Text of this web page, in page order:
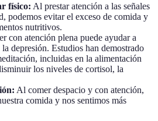
físico: Al prestar atención a las señales
podemos evitar el exceso de comida y
nutritivos.
con atención plena puede ayudar a
depresión. Estudios han demostrado
incluidas en la alimentación
los niveles de cortisol, la
Al comer despacio y con atención,
comida y nos sentimos más